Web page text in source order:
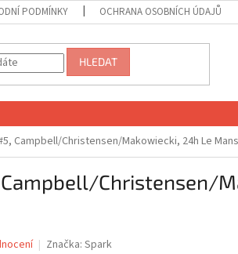
PODMÍNKY OCHRANA OSOBNÍCH ÚDAJŮ
HLEDAT
Campbell/Christensen/Makowiecki, 24h Le
Christensen/
Značka: Spark